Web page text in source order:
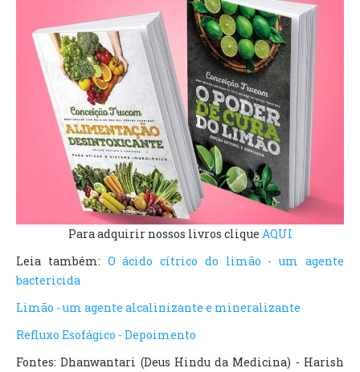
Para adquirir nossos livros clique AQUI
Leia também: O ácido cítrico do limão - um agente
bactericida
Limão - um agente alcalinizante e mineralizante
Refluxo Esofágico - Depoimento
Fontes: Dhanwantari (Deus Hindu da Medicina) - Harish